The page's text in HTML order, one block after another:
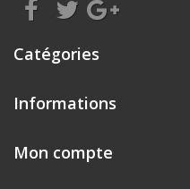
Catégories
Informations
Mon compte